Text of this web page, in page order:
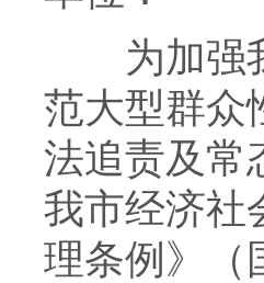
为加强我
范大型群众
法追责及常
我市经济社
理条例》（